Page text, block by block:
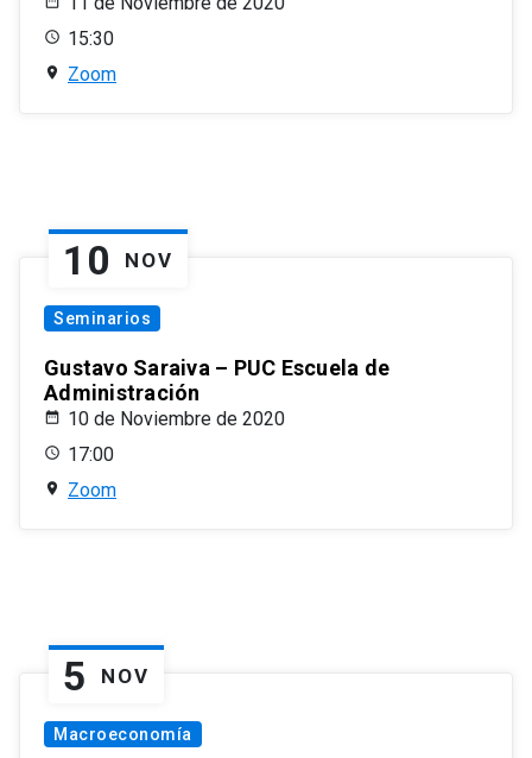
15:30
Zoom
10 NOV
Seminarios
Gustavo Saraiva – PUC Escuela de
Administración
10 de Noviembre de 2020
17:00
Zoom
5 NOV
Macroeconomía